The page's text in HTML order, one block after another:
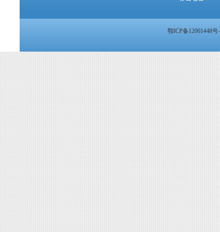
鄂ICP备12001448